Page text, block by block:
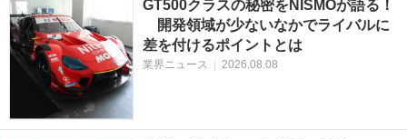
GT500クラスの秘密をNISMOが語る！
開発領域が少ないなかでライバルに
差を付けるポイントとは
業界ニュース | 2026.08.08